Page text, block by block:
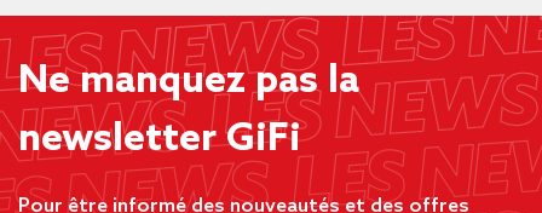
Ne manquez pas la
newsletter GiFi
Pour être informé des nouveautés et des offres